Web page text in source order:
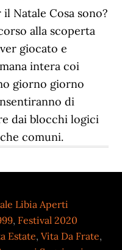
Libia Aperti
, Festival 2020
Estate,Vita Da Frate,